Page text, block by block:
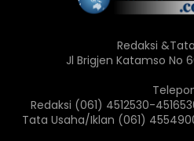
Redaksi
Jl Brigjen Katamso No
Redaksi (061) 4512530-
Tata Usaha/Iklan (061)